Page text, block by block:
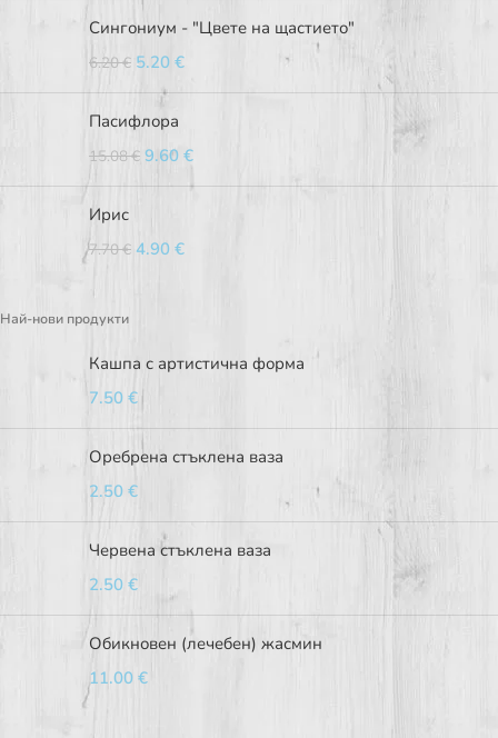
Сингониум - "Цвете на щастието"
6.20€ 5.20 €
Пасифлора
15.08€ 9.60 €
Ирис
7.70€ 4.90 €
Най-нови продукти
Кашпа с артистична форма
7.50 €
Оребрена стъклена ваза
2.50 €
Червена стъклена ваза
2.50 €
Обикновен (лечебен) жасмин
11.00 €